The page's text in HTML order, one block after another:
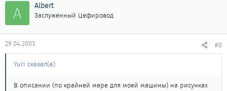
A Albert
Заслуженный Цефировод
29.04.2003 #8
Yuri сказал(а):
В описании (по крайней мере для моей машины) на рисунках